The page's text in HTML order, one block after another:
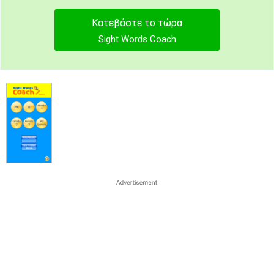
Κατεβάστε το τώρα
Sight Words Coach